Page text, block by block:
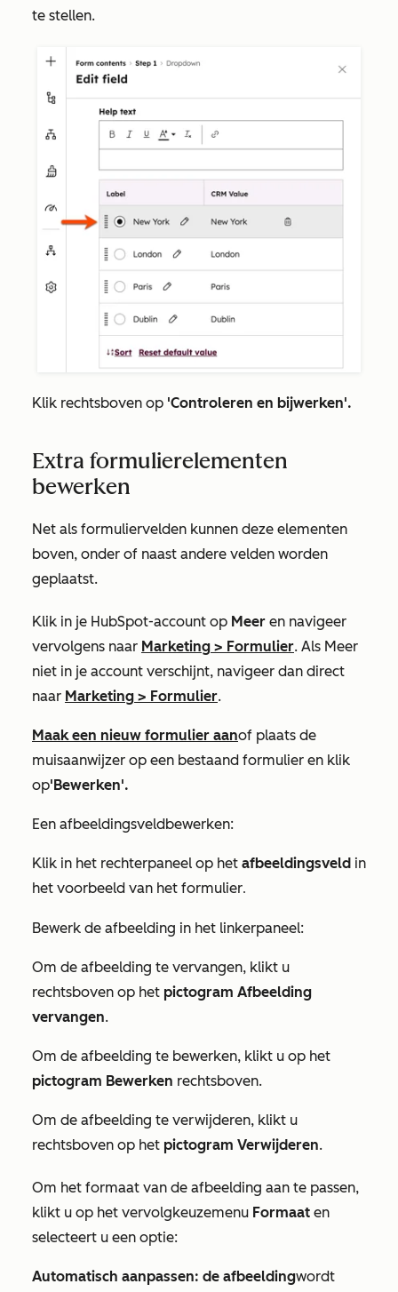
te stellen.
Klik rechtsboven op 'Controleren en bijwerken'.
Extra formulierelementen
bewerken
Net als formuliervelden kunnen deze elementen
boven, onder of naast andere velden worden
geplaatst.
Klik in je HubSpot-account op Meer en navigeer
vervolgens naar Marketing > Formulier. Als Meer
niet in je account verschijnt, navigeer dan direct
naar Marketing > Formulier.
Maak een nieuw formulier aanof plaats de
muisaanwijzer op een bestaand formulier en klik
op'Bewerken'.
Een afbeeldingsveldbewerken:
Klik in het rechterpaneel op het afbeeldingsveld in
het voorbeeld van het formulier.
Bewerk de afbeelding in het linkerpaneel:
Om de afbeelding te vervangen, klikt u
rechtsboven op het pictogram Afbeelding
vervangen.
Om de afbeelding te bewerken, klikt u op het
pictogram Bewerken rechtsboven.
Om de afbeelding te verwijderen, klikt u
rechtsboven op het pictogram Verwijderen.
Om het formaat van de afbeelding aan te passen,
klikt u op het vervolgkeuzemenu Formaat en
selecteert u een optie:
Automatisch aanpassen: de afbeeldingwordt